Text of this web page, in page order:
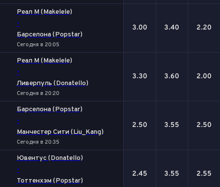
Реал М (Makelele)
-
Барселона (Popstar)
Сегодня в 20:05
3.00 3.40 2.20
Реал М (Makelele)
-
Ливерпуль (Donatello)
Сегодня в 20:20
3.30 3.60 2.00
Барселона (Popstar)
-
Манчестер Сити (Liu_Kang)
Сегодня в 20:35
2.50 3.55 2.50
Ювентус (Donatello)
-
Тоттенхэм (Popstar)
2.45 3.55 2.55